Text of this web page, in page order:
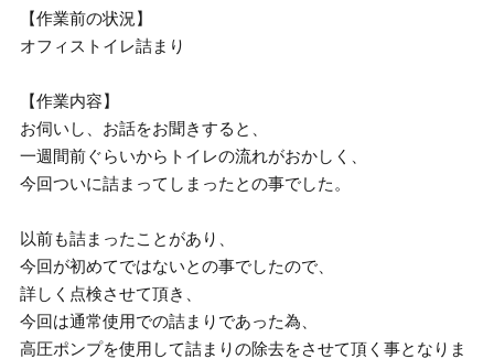
【作業前の状況】
オフィストイレ詰まり
【作業内容】
お伺いし、お話をお聞きすると、
一週間前ぐらいからトイレの流れがおかしく、
今回ついに詰まってしまったとの事でした。
以前も詰まったことがあり、
今回が初めてではないとの事でしたので、
詳しく点検させて頂き、
今回は通常使用での詰まりであった為、
高圧ポンプを使用して詰まりの除去をさせて頂く事となりま